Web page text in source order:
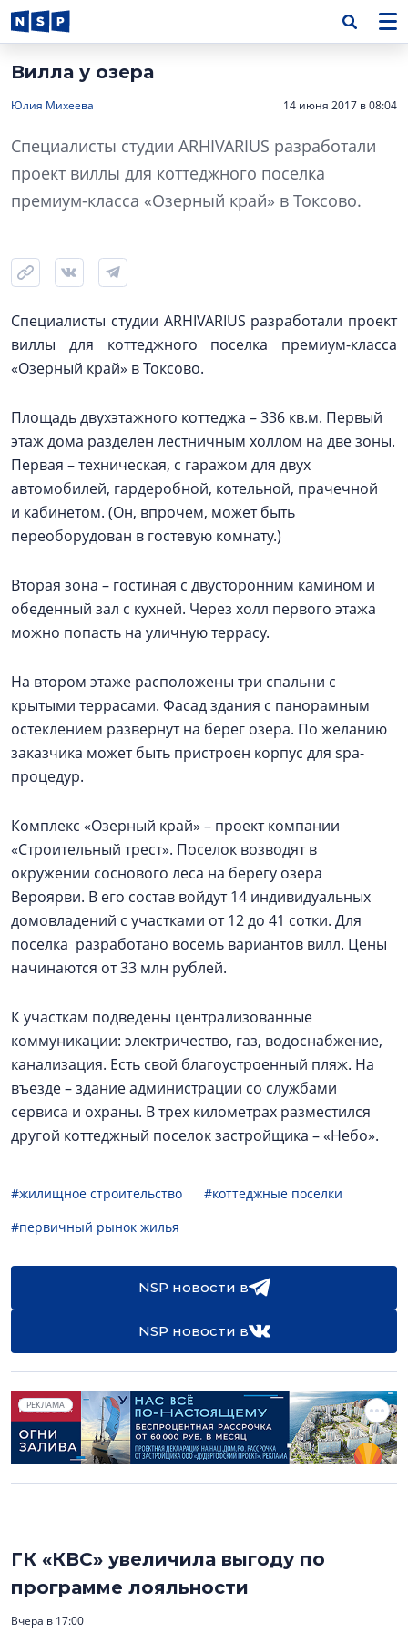
Вилла у озера
Юлия Михеева 14 июня 2017 в 08:04
Специалисты студии ARHIVARIUS разработали
проект виллы для коттеджного поселка
премиум-класса «Озерный край» в Токсово.
Специалисты студии ARHIVARIUS разработали проект
виллы для коттеджного поселка премиум-класса
«Озерный край» в Токсово.
Площадь двухэтажного коттеджа – 336 кв.м. Первый
этаж дома разделен лестничным холлом на две зоны.
Первая – техническая, с гаражом для двух
автомобилей, гардеробной, котельной, прачечной
и кабинетом. (Он, впрочем, может быть
переоборудован в гостевую комнату.)
Вторая зона – гостиная с двусторонним камином и
обеденный зал с кухней. Через холл первого этажа
можно попасть на уличную террасу.
На втором этаже расположены три спальни с
крытыми террасами. Фасад здания с панорамным
остеклением развернут на берег озера. По желанию
заказчика может быть пристроен корпус для spa-
процедур.
Комплекс «Озерный край» – проект компании
«Строительный трест». Поселок возводят в
окружении соснового леса на берегу озера
Вероярви. В его состав войдут 14 индивидуальных
домовладений с участками от 12 до 41 сотки. Для
поселка разработано восемь вариантов вилл. Цены
начинаются от 33 млн рублей.
К участкам подведены централизованные
коммуникации: электричество, газ, водоснабжение,
канализация. Есть свой благоустроенный пляж. На
въезде – здание администрации со службами
сервиса и охраны. В трех километрах разместился
другой коттеджный поселок застройщика – «Небо».
#жилищное строительство
#коттеджные поселки
#первичный рынок жилья
NSP новости в
NSP новости в
РЕКЛАМА
ГК «КВС» увеличила выгоду по
программе лояльности
Вчера в 17:00